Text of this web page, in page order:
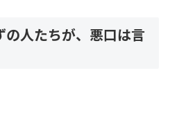
の人たちが、悪口は言